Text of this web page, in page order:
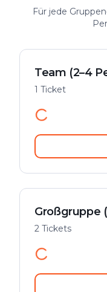
Für jede
Team (2–4
1 Ticket
Großgruppe
2 Tickets